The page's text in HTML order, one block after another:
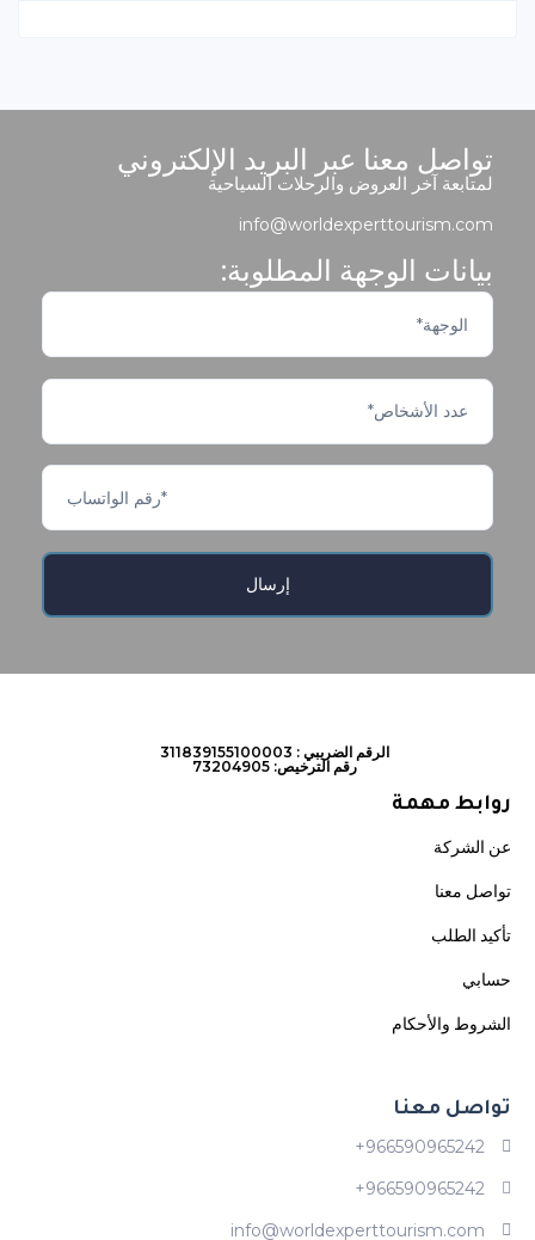
تواصل معنا عبر البريد الإلكتروني
لمتابعة آخر العروض والرحلات السياحية
info@worldexperttourism.com
بيانات الوجهة المطلوبة:
الرقم الضريبي : 311839155100003
رقم الترخيص: 73204905
روابط مهمة
عن الشركة
تواصل معنا
تأكيد الطلب
حسابي
الشروط والأحكام
تواصل معنا
966590965242+
966590965242+
info@worldexperttourism.com